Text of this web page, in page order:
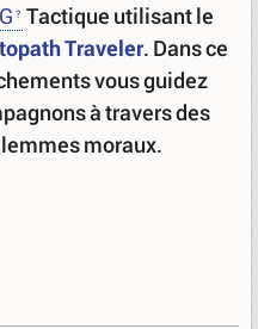
Tactique utilisant le
Traveler. Dans ce
vous guidez
à travers des
moraux.